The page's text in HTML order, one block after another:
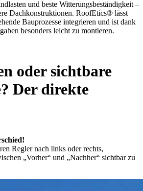
und beste Witterungsbeständigkeit –
Dachkonstruktionen. RoofEtics® lässt
Bauprozesse integrieren und ist dank
besonders leicht zu montieren.
oder sichtbare
Der direkte
Regler nach links oder rechts,
„Vorher“ und „Nachher“ sichtbar zu